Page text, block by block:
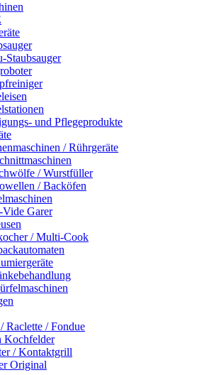
Staubsauger
und Pflegeprodukte
/ Rührgeräte
/ Wurstfüller
/ Backöfen
Vide Garer
/ Multi-Cook
Raclette / Fondue
Kochfelder
/ Kontaktgrill
Original